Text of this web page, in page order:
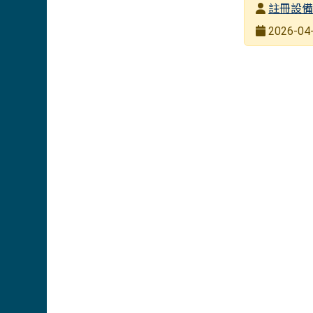
發布者註冊設
發布日期
2026-